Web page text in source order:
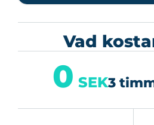
Vad
0 SEK3